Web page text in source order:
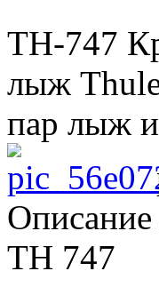
TH-747
лыж Thule
пар лыж
Описание
TH 747